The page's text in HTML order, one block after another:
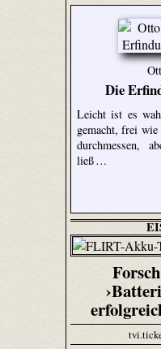
Die
Leicht ist es
gemacht, frei
durchmessen,
ließ …